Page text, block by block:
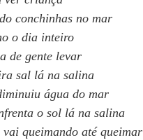
conchinhas no mar
o dia inteiro
de gente levar
sal lá na salina
água do mar
o sol lá na salina
vai queimando até queimar